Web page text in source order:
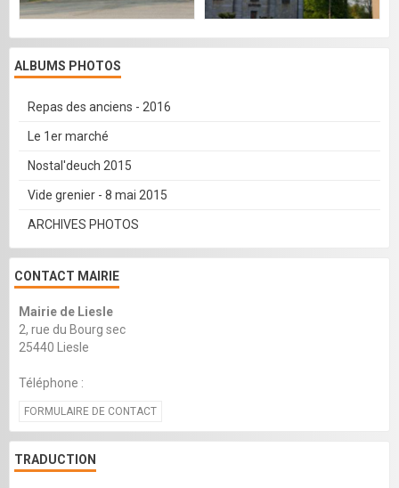
ALBUMS PHOTOS
Repas des anciens - 2016
Le 1er marché
Nostal'deuch 2015
Vide grenier - 8 mai 2015
ARCHIVES PHOTOS
CONTACT MAIRIE
Mairie de Liesle
2, rue du Bourg sec
25440 Liesle
Téléphone :
FORMULAIRE DE CONTACT
TRADUCTION